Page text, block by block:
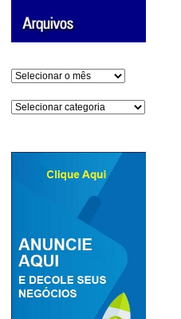
Arquivos
Categorias